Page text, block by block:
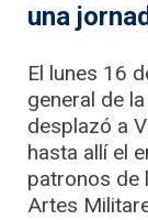
una
El lunes 16
general de
desplazó a
hasta allí el
patronos de
Artes